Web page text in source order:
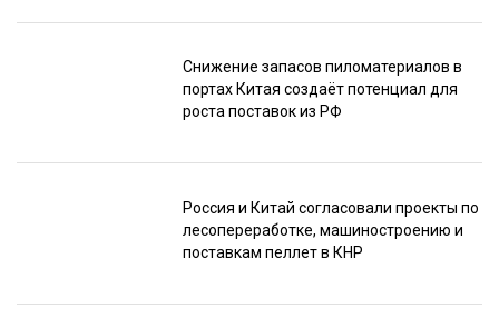
Снижение запасов пиломатериалов в
портах Китая создаёт потенциал для
роста поставок из РФ
Россия и Китай согласовали проекты по
лесопереработке, машиностроению и
поставкам пеллет в КНР